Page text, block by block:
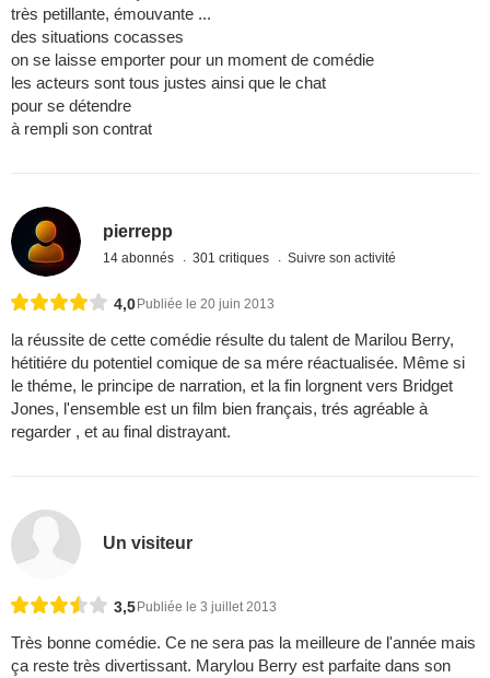
très petillante, émouvante ...
des situations cocasses
on se laisse emporter pour un moment de comédie
les acteurs sont tous justes ainsi que le chat
pour se détendre
à rempli son contrat
pierrepp
14 abonnés 301 critiques Suivre son activité
4,0 Publiée le 20 juin 2013
la réussite de cette comédie résulte du talent de Marilou Berry,
hétitiére du potentiel comique de sa mére réactualisée. Même si
le théme, le principe de narration, et la fin lorgnent vers Bridget
Jones, l'ensemble est un film bien français, trés agréable à
regarder , et au final distrayant.
Un visiteur
3,5 Publiée le 3 juillet 2013
Très bonne comédie. Ce ne sera pas la meilleure de l'année mais
ça reste très divertissant. Marylou Berry est parfaite dans son